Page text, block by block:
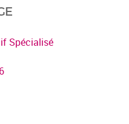
Spécialisé